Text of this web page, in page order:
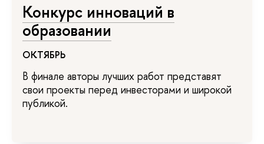
Конкурс инноваций в
образовании
ОКТЯБРЬ
В финале авторы лучших работ представят
свои проекты перед инвесторами и широкой
публикой.